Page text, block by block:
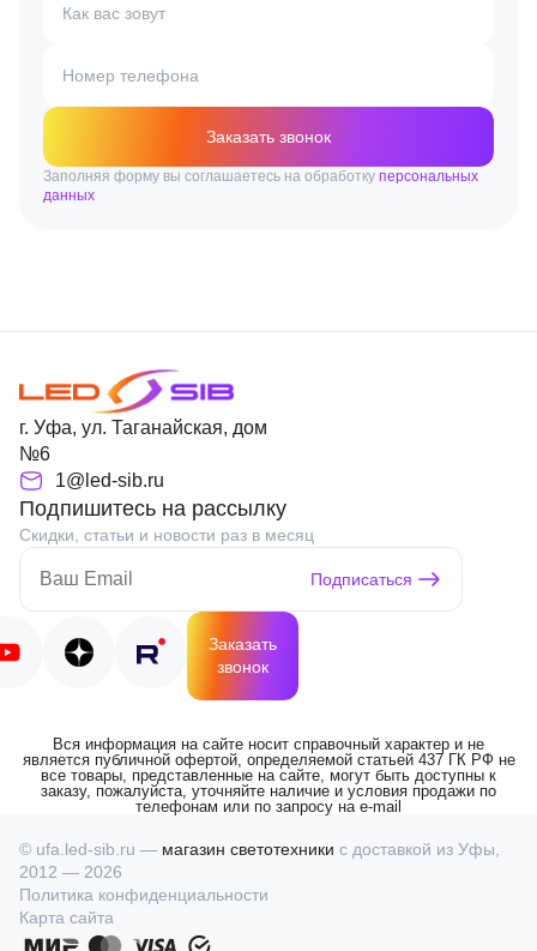
Как вас зовут
Номер телефона
Заказать звонок
Заполняя форму вы соглашаетесь на обработку персональных
данных
г. Уфа, ул. Таганайская, дом
№6
1@led-sib.ru
Подпишитесь на рассылку
Скидки, статьи и новости раз в месяц
Подписаться
Заказать
звонок
Вся информация на сайте носит справочный характер и не
является публичной офертой, определяемой статьей 437 ГК РФ не
все товары, представленные на сайте, могут быть доступны к
заказу, пожалуйста, уточняйте наличие и условия продажи по
телефонам или по запросу на e-mail
© ufa.led-sib.ru — магазин светотехники с доставкой из Уфы,
2012 — 2026
Политика конфиденциальности
Карта сайта